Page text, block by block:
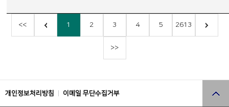
<< 1 2 3 4 5 2613
>>
개인정보처리방침 이메일 무단수집거부